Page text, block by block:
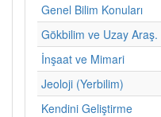
Genel Bilim Konuları
Gökbilim ve Uzay Araş.
İnşaat ve Mimari
Jeoloji (Yerbilim)
Kendini Geliştirme